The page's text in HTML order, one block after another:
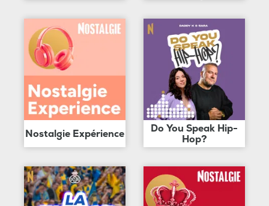
Nostalgie Expérience
Do You Speak Hip-
Hop?